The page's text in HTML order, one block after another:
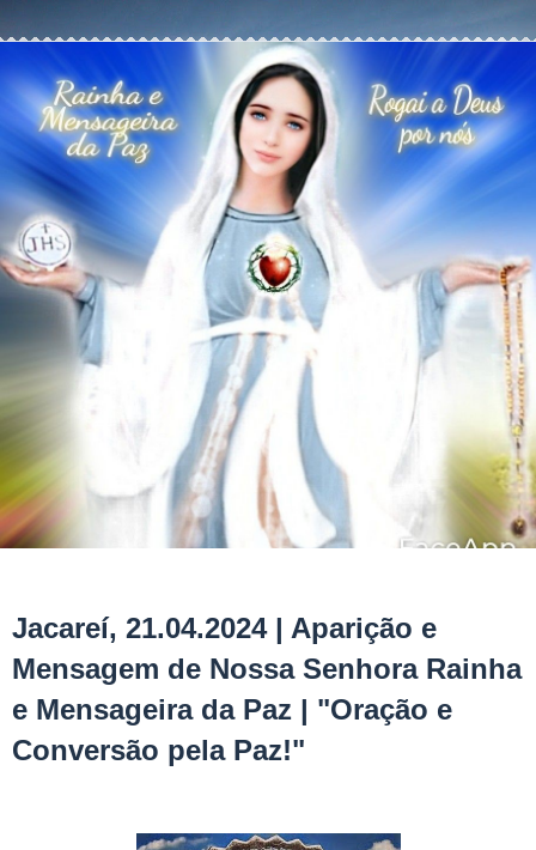
Jacareí, 21.04.2024 | Aparição e
Mensagem de Nossa Senhora Rainha
e Mensageira da Paz | "Oração e
Conversão pela Paz!"